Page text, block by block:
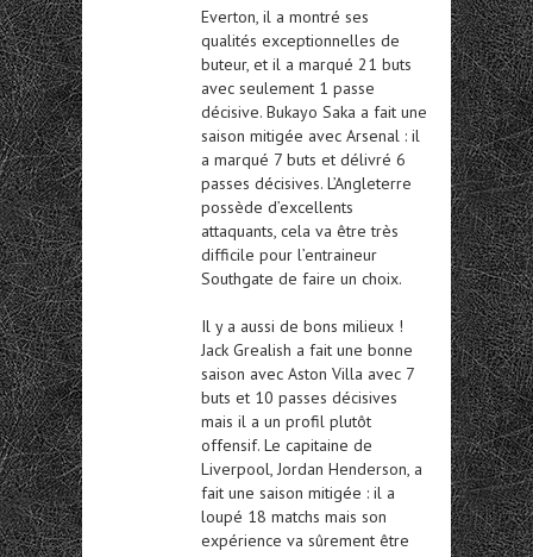
Everton, il a montré ses
qualités exceptionnelles de
buteur, et il a marqué 21 buts
avec seulement 1 passe
décisive. Bukayo Saka a fait une
saison mitigée avec Arsenal : il
a marqué 7 buts et délivré 6
passes décisives. L’Angleterre
possède d’excellents
attaquants, cela va être très
difficile pour l’entraineur
Southgate de faire un choix.
Il y a aussi de bons milieux !
Jack Grealish a fait une bonne
saison avec Aston Villa avec 7
buts et 10 passes décisives
mais il a un profil plutôt
offensif. Le capitaine de
Liverpool, Jordan Henderson, a
fait une saison mitigée : il a
loupé 18 matchs mais son
expérience va sûrement être